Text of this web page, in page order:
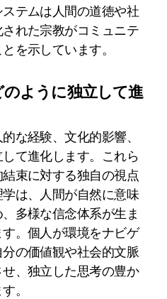
テムは人間の道徳や社
れた宗教がコミュニテ
を示しています。
ように独立して進
な経験、文化的影響、
て進化します。これら
束に対する独自の視点
は、人間が自然に意味
多様な信念体系が生ま
。個人が環境をナビゲ
の価値観や社会的文脈
、独立した思考の豊か
。